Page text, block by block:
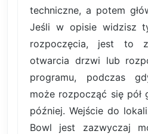
techniczne, a potem
Jeśli w opisie widzisz
rozpoczęcia, jest to
otwarcia drzwi lub
programu, podczas
może rozpocząć się
później. Wejście do
Bowl jest zazwyczaj